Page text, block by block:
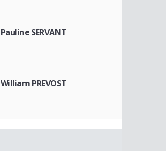
Pauline SERVANT
William PREVOST